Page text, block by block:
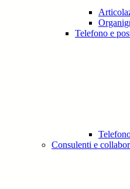
Telefono e
Consulenti e